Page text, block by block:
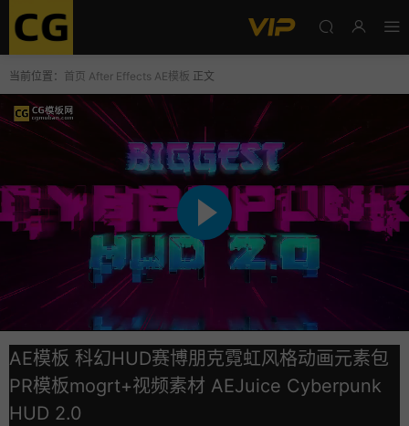
当前位置： 首页 After Effects AE模板 正文
AE模板 科幻HUD赛博朋克霓虹风格动画元素包
PR模板mogrt+视频素材 AEJuice Cyberpunk
HUD 2.0